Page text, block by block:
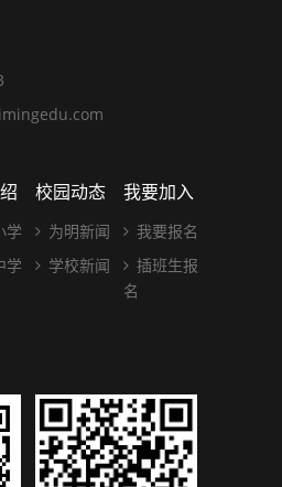
学
学
校园动态
为明新闻
学校新闻
我要加入
我要报名
插班生报
名